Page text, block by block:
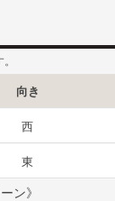
向き
西
東
ン》